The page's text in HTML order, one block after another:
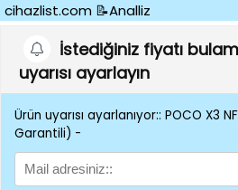
cihazlist.com 📝Analliz
İstediğiniz fiyatı
uyarısı ayarlayın
Ürün uyarısı ayarlanıyor:: POCO X3
Garantili) -